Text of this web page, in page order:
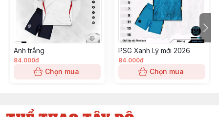
Anh trắng
84.000đ
Chọn mua
PSG Xanh Lý mới 2026
84.000đ
Chọn mua